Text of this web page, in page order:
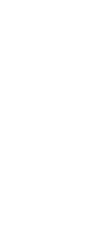
El regreso
La nueva
asienta
del
suspendida
de cara al
Esta